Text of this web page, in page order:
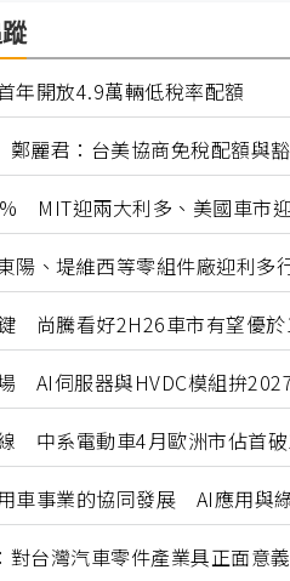
開放4.9萬輛低稅率配額
麗君：台美協商免稅配額與
MIT迎兩大利多、美國車市
、堤維西等零組件廠迎利多
尚騰看好2H26車市有望優於
AI伺服器與HVDC模組拚
中系電動車4月歐洲市佔首
車事業的協同發展 AI應用與
台灣汽車零件產業具正面意義